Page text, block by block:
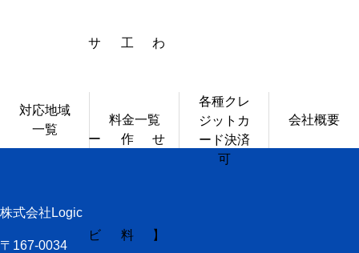
サ
ー
ビ
工
作
料
わ
せ
】
対応地域
一覧
料金一覧
各種クレ
ジットカ
ード決済
可
会社概要
株式会社Logic
〒167-0034